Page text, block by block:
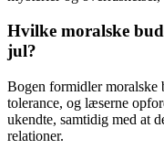
Hvilke moralske
jul?
Bogen formidler moralske
tolerance, og læserne
ukendte, samtidig med at
relationer.